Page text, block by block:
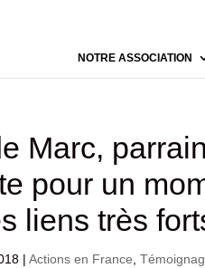
NOTRE ASSOCIATION
Marc,
pour un
liens très
|Actions en France ,